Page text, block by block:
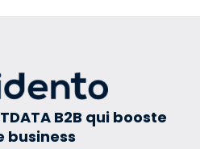
B2B qui booste
business